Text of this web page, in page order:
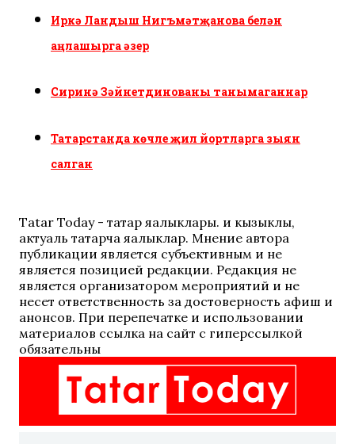
Иркә Ландыш Нигъмәтҗанова белән
аңлашырга әзер
Сиринә Зәйнетдинованы танымаганнар
Татарстанда көчле җил йортларга зыян
салган
Tatar Today - татар яңалыклары. иң кызыклы,
актуаль татарча яңалыклар. Мнение автора
публикации является субъективным и не
является позицией редакции. Редакция не
является организатором мероприятий и не
несет ответственность за достоверность афиш и
анонсов. При перепечатке и использовании
материалов ссылка на сайт с гиперссылкой
обязательны